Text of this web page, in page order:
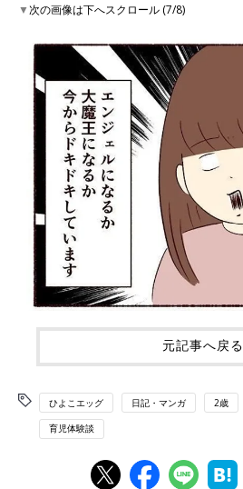
▼次の画像は下へスクロール (7/8)
元記事へ戻る
ひよこエッグ 日記・マンガ 2歳
育児体験談